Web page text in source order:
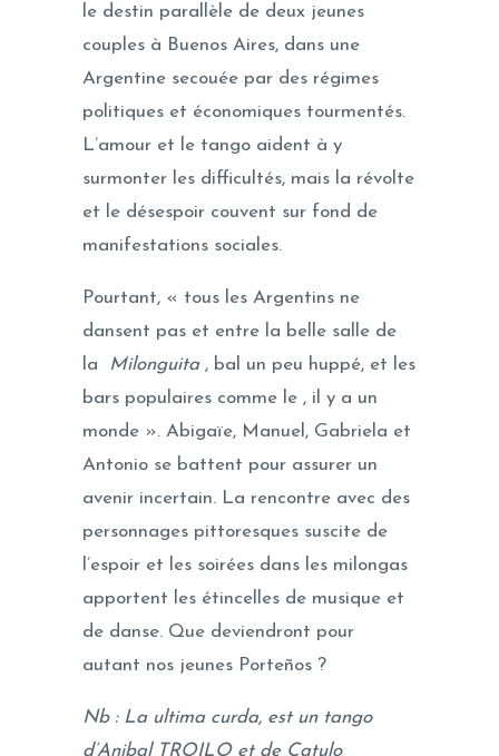
le destin parallèle de deux jeunes
couples à Buenos Aires, dans une
Argentine secouée par des régimes
politiques et économiques tourmentés.
L’amour et le tango aident à y
surmonter les difficultés, mais la révolte
et le désespoir couvent sur fond de
manifestations sociales.
Pourtant, « tous les Argentins ne
dansent pas et entre la belle salle de
la
Milonguita, bal un peu huppé, et les
bars populaires comme le , il y a un
monde ». Abigaïe, Manuel, Gabriela et
Antonio se battent pour assurer un
avenir incertain. La rencontre avec des
personnages pittoresques suscite de
l’espoir et les soirées dans les milongas
apportent les étincelles de musique et
de danse. Que deviendront pour
autant nos jeunes Porteños ?
Nb : La ultima curda, est un tango
d’Anibal TROILO et de Catulo